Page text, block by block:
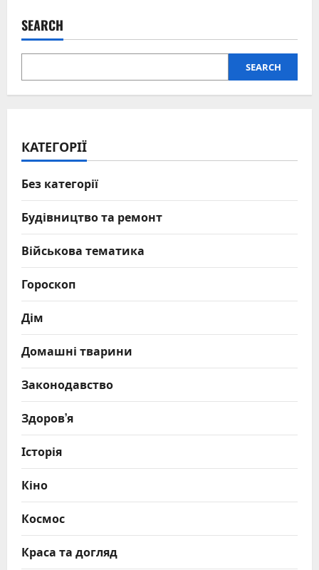
SEARCH
SEARCH
КАТЕГОРІЇ
Без категорії
Будівництво та ремонт
Військова тематика
Гороскоп
Дім
Домашні тварини
Законодавство
Здоров’я
Історія
Кіно
Космос
Краса та догляд